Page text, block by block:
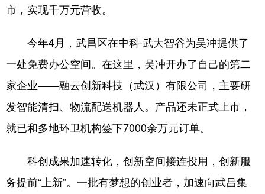
市，实现千万元营收。
今年4月，武昌区在中科·武大智谷为吴冲提供了
一处免费办公空间。在这里，吴冲开办了自己的第二
家企业——融云创新科技（武汉）有限公司，主要研
发智能清扫、物流配送机器人。产品还未正式上市，
就已和多地环卫机构签下7000余万元订单。
科创成果加速转化，创新空间接连投用，创新服
务提前“上新”。一批有梦想的创业者，加速向武昌集